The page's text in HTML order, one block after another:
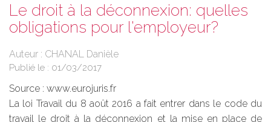
Le droit à la déconnexion: quelles
obligations pour l'employeur?
Auteur : CHANAL Danièle
Publié le : 01/03/2017
Source : www.eurojuris.fr
La loi Travail du 8 août 2016 a fait entrer dans le code du
travail le droit à la déconnexion et la mise en place de